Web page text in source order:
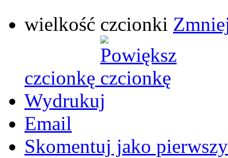
wielkość czcionki
czcionkę
Wydrukuj
Email
Skomentuj jako